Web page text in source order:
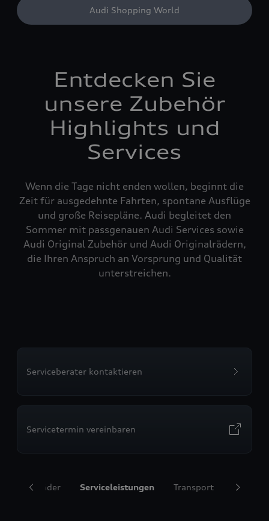
Audi Shopping World
Entdecken Sie
unsere Zubehör
Highlights und
Services
Wenn die Tage nicht enden wollen, beginnt die
Zeit für ausgedehnte Fahrten, spontane Ausflüge
und große Reisepläne. Audi begleitet den
Sommer mit passgenauen Audi Services sowie
Audi Original Zubehör und Audi Originalrädern,
die Ihren Anspruch an Vorsprung und Qualität
unterstreichen.
Serviceberater kontaktieren
Servicetermin vereinbaren
und Räder Serviceleistungen Transport